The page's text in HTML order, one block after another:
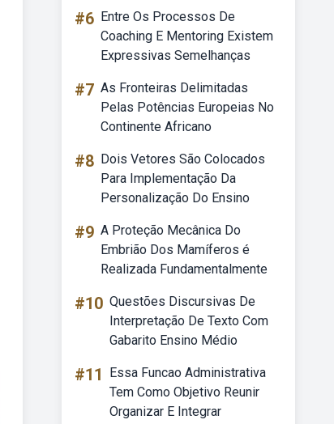
#6 Entre Os Processos De
Coaching E Mentoring Existem
Expressivas Semelhanças
#7 As Fronteiras Delimitadas
Pelas Potências Europeias No
Continente Africano
#8 Dois Vetores São Colocados
Para Implementação Da
Personalização Do Ensino
#9 A Proteção Mecânica Do
Embrião Dos Mamíferos é
Realizada Fundamentalmente
#10 Questões Discursivas De
Interpretação De Texto Com
Gabarito Ensino Médio
#11
Essa Funcao Administrativa
Tem Como Objetivo Reunir
Organizar E Integrar